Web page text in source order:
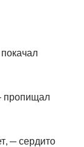
пропищал
— сердито